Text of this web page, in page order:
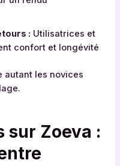
: Utilisatrices et
confort et longévité
autant les novices
sur Zoeva :